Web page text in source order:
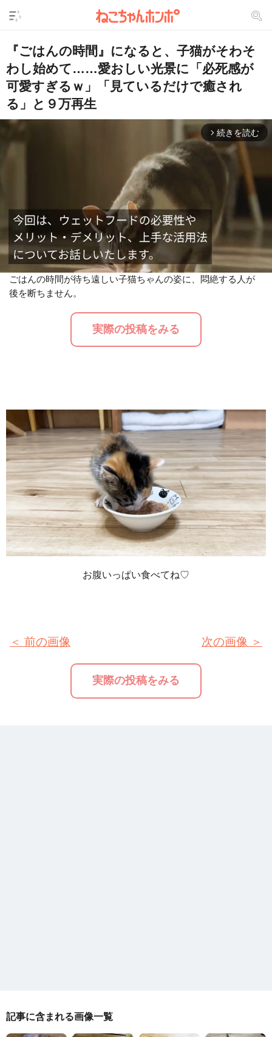
『ごはんの時間』になると、子猫がそわそ
わし始めて……愛おしい光景に「必死感が
可愛すぎるｗ」「見ているだけで癒され
る」と９万再生
arrow_forward_ios 続きを読む
ごはんの時間が待ち遠しい子猫ちゃんの姿に、悶絶する人が
後を断ちません。
実際の投稿をみる
お腹いっぱい食べてね♡
＜ 前の画像
実際の投稿をみる
次の画像 ＞
記事に含まれる画像一覧